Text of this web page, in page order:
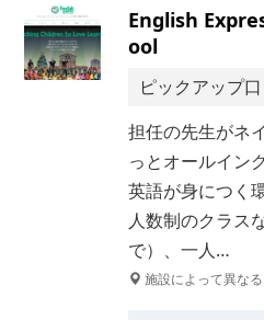
English
ool
ピックアップ口
担任の先生がネ
っとオールイン
英語が身につく
人数制のクラス
で）、一人…
施設によって異なる